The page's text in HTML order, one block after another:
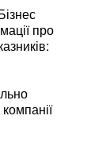
про